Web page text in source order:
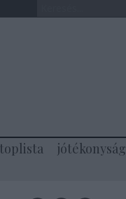
toplista jótékonyság